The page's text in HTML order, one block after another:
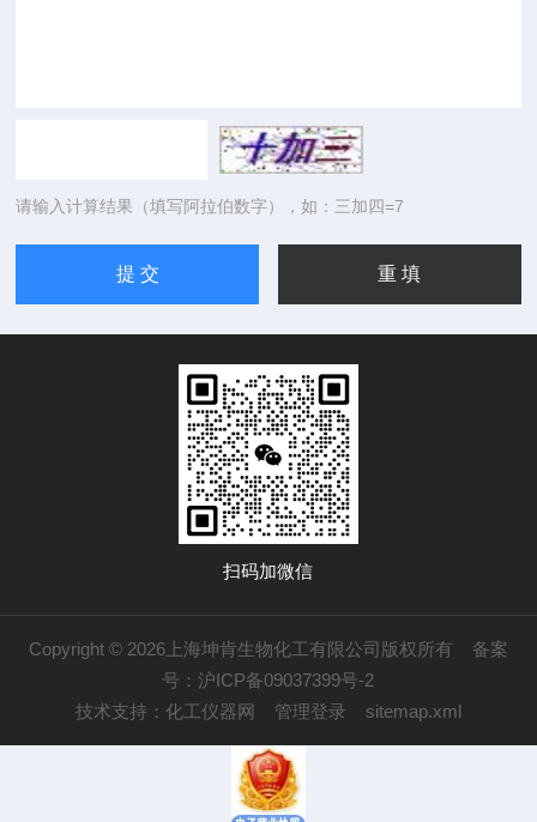
请输入计算结果（填写阿拉伯数字），如：三加四=7
扫码加微信
Copyright © 2026上海坤肯生物化工有限公司版权所有 备案
号：沪ICP备09037399号-2
技术支持： 化工仪器网 管理登录 sitemap.xml